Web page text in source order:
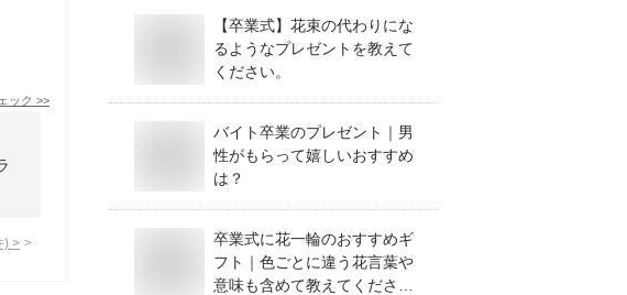
ック >>
) >
【卒業式】花束の代わりにな
るようなプレゼントを教えて
ください。
バイト卒業のプレゼント｜男
性がもらって嬉しいおすすめ
は？
卒業式に花一輪のおすすめギ
フト｜色ごとに違う花言葉や
意味も含めて教えてくださ